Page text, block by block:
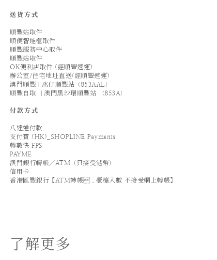
送貨方式
順豐站取件
順便智能櫃取件
順豐服務中心取件
順豐站取件
OK便利店取件 (經順豐速運)
辦公室/住宅地址直送(經順豐速運)
澳門順豐｜氹仔順豐站（853AAL）
順豐自取 ｜澳門黑沙環順豐站 （853A）
付款方式
八達通付款
支付寶 (HK)_SHOPLINE Payments
轉數快 FPS
PAYME
澳門銀行轉帳／ATM（只接受港幣）
信用卡
香港匯豐銀行【ATM轉帳．櫃檯入數 不接受網上轉帳】
了解更多